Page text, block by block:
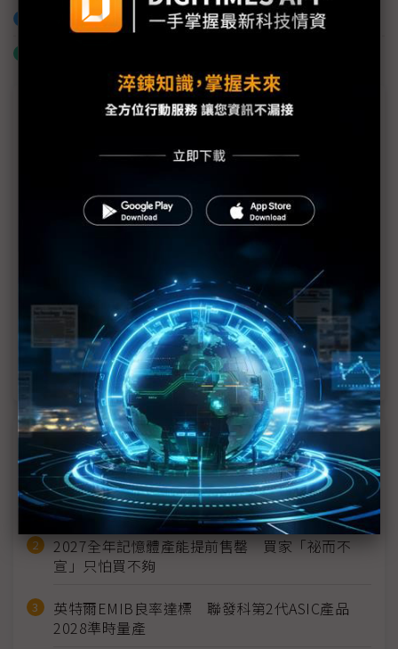
加入已選取到「關鍵字追蹤」
議題精選－第4屆大肚山產業跨域創新高峰
歹年冬才是好時機 掌握分眾優勢成贏家
經濟部研發會執行秘書莊池銘：減碳攸關台灣產業競
台灣練兵、東南亞佈局 永聯物流：「抓住時機」是
華電聯網：企業擁抱新業務 資安策略也要更新
光景零碳：供應鏈減碳 製程六大建議
近７天熱門報導
MLCC訂單過熱、出貨比創高 村田示警全球AI基
建熱潮將趨緩
2027全年記憶體產能提前售罄 買家「祕而不
宣」只怕買不夠
英特爾EMIB良率達標 聯發科第2代ASIC產品
2028準時量產